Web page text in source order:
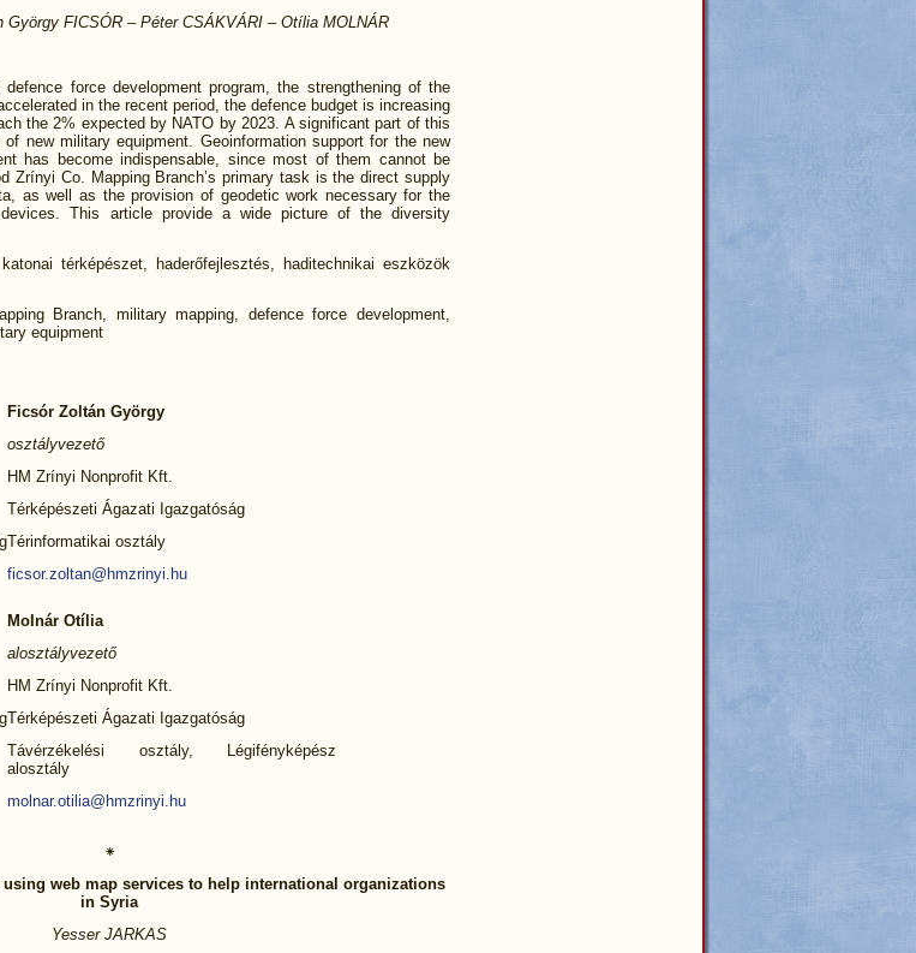
György FICSÓR – Péter CSÁKVÁRI – Otília MOLNÁR
defence force development program, the strengthening of the
in the recent period, the defence budget is increasing
the 2% expected by NATO by 2023. A significant part of this
new military equipment. Geoinformation support for the new
has become indispensable, since most of them cannot be
Zrínyi Co. Mapping Branch’s primary task is the direct supply
as well as the provision of geodetic work necessary for the
This article provide a wide picture of the diversity
térképészet, haderőfejlesztés, haditechnikai eszközök
Branch, military mapping, defence force development,
equipment
Ficsór Zoltán György
osztályvezető
HM Zrínyi Nonprofit Kft.
Térképészeti Ágazati Igazgatóság
Térinformatikai osztály
ficsor.zoltan@hmzrinyi.hu
Molnár Otília
alosztályvezető
HM Zrínyi Nonprofit Kft.
Térképészeti Ágazati Igazgatóság
Távérzékelési osztály, Légifényképész
alosztály
molnar.otilia@hmzrinyi.hu
⁕
web map services to help international organizations
in Syria
Yesser JARKAS